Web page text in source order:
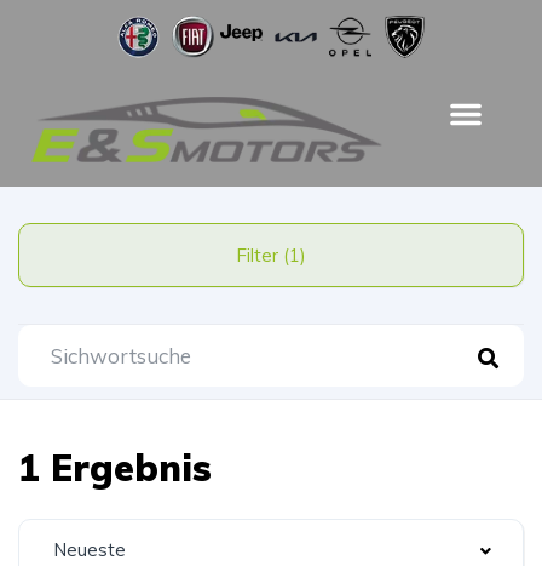
Filter (1)
1 Ergebnis
Neueste